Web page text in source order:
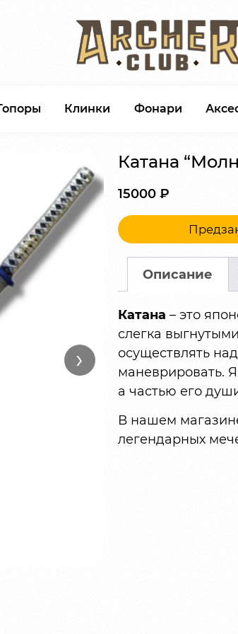
Клинки Фонари
›
Катана
15000 ₽
Описание
Катана – это
слегка
осуществлять
маневрировать.
а частью его
В нашем
легендарных